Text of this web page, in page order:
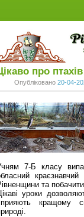
про птахів
Опубліковано 20-04-
7-Б класу
та побачити
уроки
кращому